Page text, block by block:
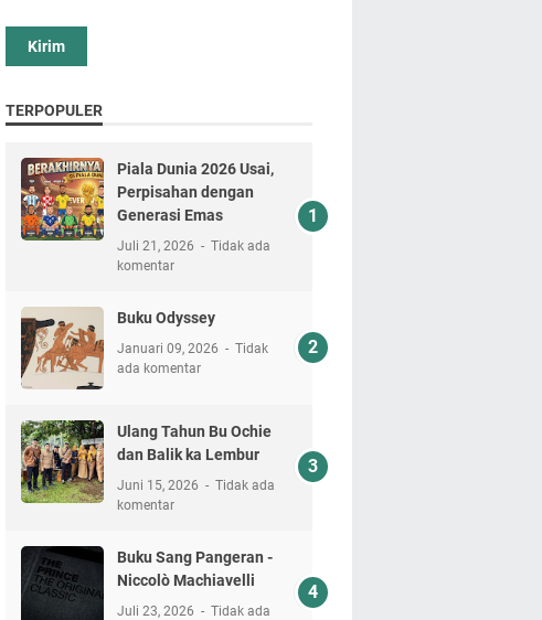
TERPOPULER
Piala Dunia 2026 Usai,
Perpisahan dengan
Generasi Emas
Juli 21, 2026
Tidak ada
komentar
Buku Odyssey
Januari 09, 2026
Tidak
ada komentar
Ulang Tahun Bu Ochie
dan Balik ka Lembur
Juni 15, 2026
Tidak ada
komentar
Buku Sang Pangeran -
Niccolò Machiavelli
Juli 23, 2026
Tidak ada